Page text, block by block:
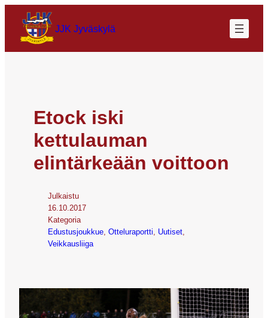
JJK Jyväskylä
Etock iski
kettulauman
elintärkeään voittoon
Julkaistu
16.10.2017
Kategoria
Edustusjoukkue Otteluraportti Uutiset
Veikkausliiga